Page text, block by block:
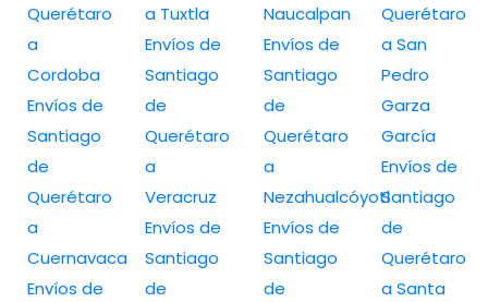
Querétaro
a
Cordoba
Envíos de
Santiago
de
Querétaro
a
Cuernavaca
Envíos de
a Tuxtla
Envíos de
Santiago
de
Querétaro
a
Veracruz
Envíos de
Santiago
de
Naucalpan
Envíos de
Santiago
de
Querétaro
a
Nezahualcóyotl
Envíos de
Santiago
de
Querétaro
a San
Pedro
Garza
García
Envíos de
Santiago
de
Querétaro
a Santa